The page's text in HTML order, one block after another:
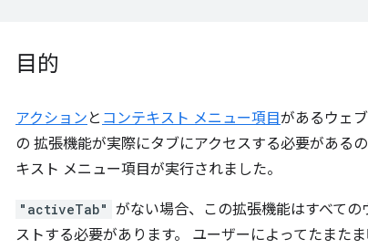
目的
アクション と コンテキスト メニュー項目 があるウェ
の 拡張機能が実際にタブにアクセスする必要がある
キスト メニュー項目が実行されました。
"activeTab" がない場合、この拡張機能はすべて
ストする必要があります。 ユーザーによってたまた